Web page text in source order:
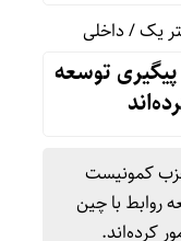
یک/داخلی
پیگیری توسعه
کمونیست
روابط با چین
کرده‌اند.